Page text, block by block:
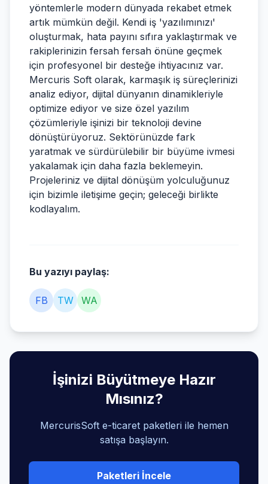
yöntemlerle modern dünyada rekabet etmek
artık mümkün değil. Kendi iş 'yazılımınızı'
oluşturmak, hata payını sıfıra yaklaştırmak ve
rakiplerinizin fersah fersah önüne geçmek
için profesyonel bir desteğe ihtiyacınız var.
Mercuris Soft olarak, karmaşık iş süreçlerinizi
analiz ediyor, dijital dünyanın dinamikleriyle
optimize ediyor ve size özel yazılım
çözümleriyle işinizi bir teknoloji devine
dönüştürüyoruz. Sektörünüzde fark
yaratmak ve sürdürülebilir bir büyüme ivmesi
yakalamak için daha fazla beklemeyin.
Projeleriniz ve dijital dönüşüm yolculuğunuz
için bizimle iletişime geçin; geleceği birlikte
kodlayalım.
Bu yazıyı paylaş:
FB TW WA
İşinizi Büyütmeye Hazır
Mısınız?
MercurisSoft e-ticaret paketleri ile hemen
satışa başlayın.
Paketleri İncele